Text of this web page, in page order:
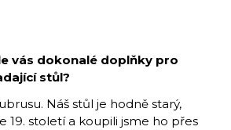
vás dokonalé doplňky pro
stůl?
Náš stůl je hodně starý,
19. století a koupili jsme ho přes